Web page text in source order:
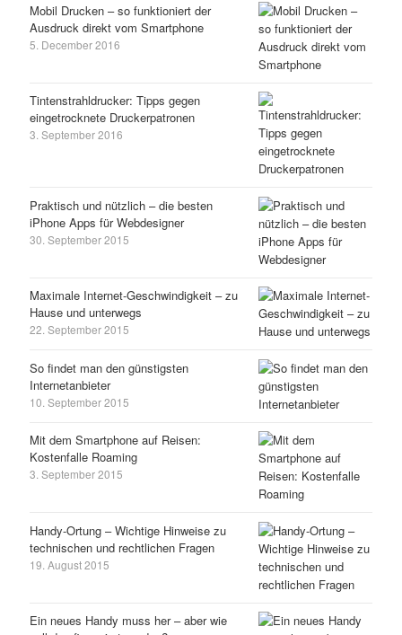
Mobil Drucken – so funktioniert der
Ausdruck direkt vom Smartphone
5. December 2016
Tintenstrahldrucker: Tipps gegen
eingetrocknete Druckerpatronen
3. September 2016
Praktisch und nützlich – die besten
iPhone Apps für Webdesigner
30. September 2015
Maximale Internet-Geschwindigkeit – zu
Hause und unterwegs
22. September 2015
So findet man den günstigsten
Internetanbieter
10. September 2015
Mit dem Smartphone auf Reisen:
Kostenfalle Roaming
3. September 2015
Handy-Ortung – Wichtige Hinweise zu
technischen und rechtlichen Fragen
19. August 2015
Ein neues Handy muss her – aber wie